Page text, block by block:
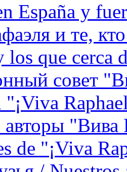
España y
и те,
los que cerca
совет
"¡Viva
"Вива
de "¡Viva